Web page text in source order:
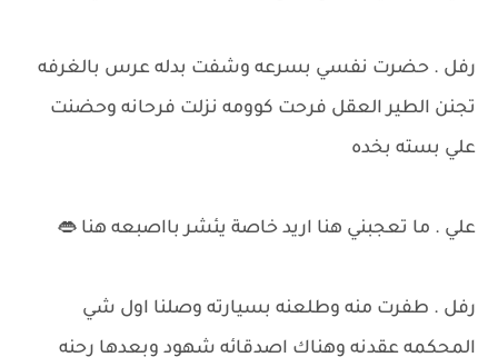
رفل . حضرت نفسي بسرعه وشفت بدله عرس بالغرفه
تجنن الطير العقل فرحت كوومه نزلت فرحانه وحضنت
علي بسته بخده
علي . ما تعجبني هنا اريد خاصة يئشر بااصبعه هنا 👄
رفل . طفرت منه وطلعنه بسيارته وصلنا اول شي
المحكمه عقدنه وهناك اصدقائه شهود وبعدها رحنه